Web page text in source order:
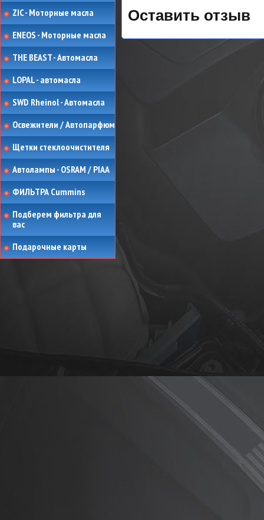
ZIC - Моторные масла
ENEOS - Моторные масла
THE BEAST - Автомасла
LOPAL - автомасла
SWD Rheinol - Автомасла
Освежители / Автопарфюм
Щетки стеклоочистителя
Автолампы - OSRAM / PIAA
ФИЛЬТРА Cummins
Подберем фильтра для
вас
Подарочные карты
Оставить отзыв